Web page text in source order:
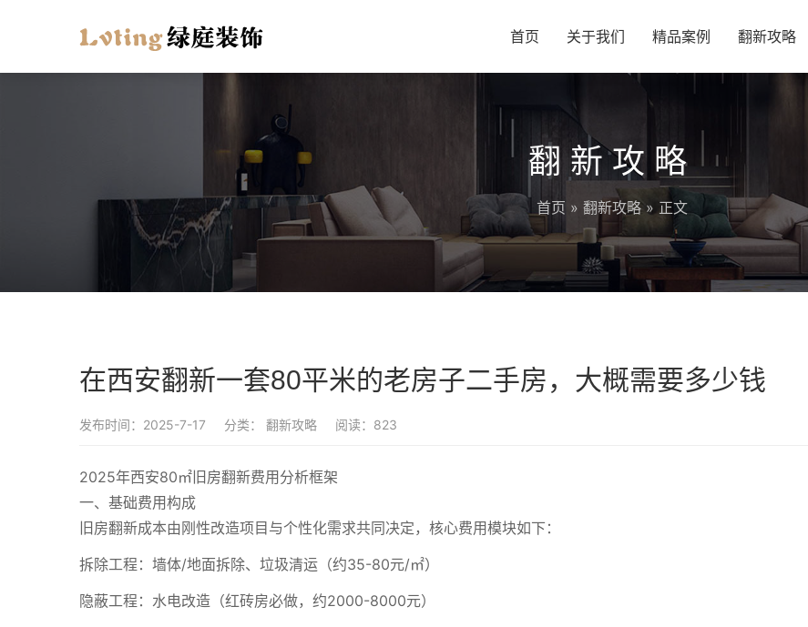
首页 关于我们 精品案例 翻新攻略
翻新攻略
首页 » 翻新攻略» 正文
在西安翻新一套80平米的老房子二手房，大概需要多少钱
发布时间：2025-7-17 分类： 翻新攻略 阅读：823
2025年西安80㎡旧房翻新费用分析框架
一、基础费用构成
旧房翻新成本由刚性改造项目与个性化需求共同决定，核心费用模块如下：
拆除工程：墙体/地面拆除、垃圾清运（约35-80元/㎡）
隐蔽工程：水电改造（红砖房必做，约2000-8000元）